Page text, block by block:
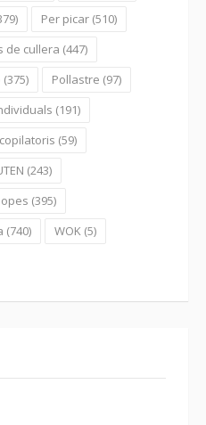
Per picar (510)
de cullera (447)
(375) Pollastre (97)
(191)
(59)
(243)
(395)
(740) WOK (5)